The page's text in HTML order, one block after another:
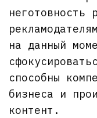
неготовность
на данный
способны
бизнеса и
контент.